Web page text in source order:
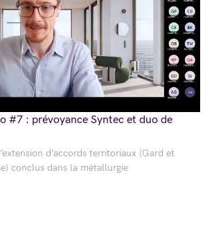
d’accords territoriaux (Gard et
conclus dans la métallurgie
#7 : prévoyance Syntec et duo de